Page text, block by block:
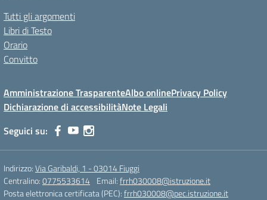
Tutti gli argomenti
Libri di Testo
Orario
Convitto
Amministrazione TrasparenteAlbo onlinePrivacy Policy
Dichiarazione di accessibilitàNote Legali
Seguici su:
Indirizzo:Via Garibaldi, 1 - 03014 Fiuggi
Centralino:0775533614 Email:frrh030008@istruzione.it
Posta elettronica certificata (PEC):frrh030008@pec.istruzione.it